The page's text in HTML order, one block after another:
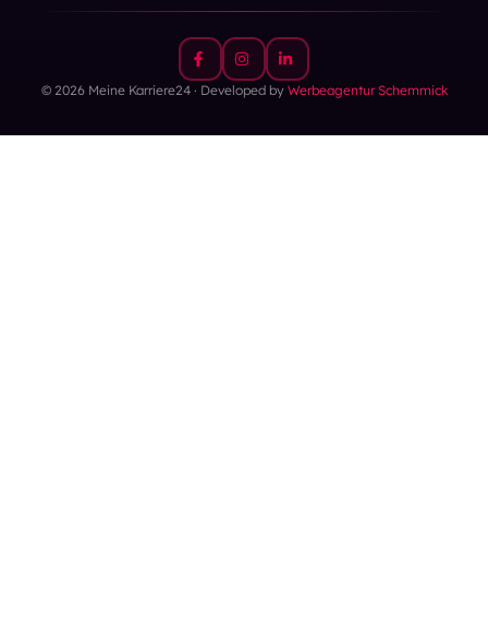
© 2026 Meine Karriere24 · Developed by Werbeagentur Schemmick